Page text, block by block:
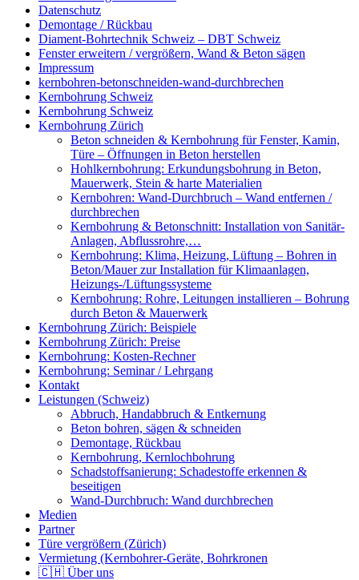
Datenschutz
Demontage / Rückbau
Diament-Bohrtechnik Schweiz – DBT Schweiz
Fenster erweitern / vergrößern, Wand & Beton sägen
Impressum
kernbohren-betonschneiden-wand-durchbrechen
Kernbohrung Schweiz
Kernbohrung Schweiz
Kernbohrung Zürich
Beton schneiden & Kernbohrung für Fenster, Kamin,
Türe – Öffnungen in Beton herstellen
Hohlkernbohrung: Erkundungsbohrung in Beton,
Mauerwerk, Stein & harte Materialien
Kernbohren: Wand-Durchbruch – Wand entfernen /
durchbrechen
Kernbohrung & Betonschnitt: Installation von Sanitär-
Anlagen, Abflussrohre,…
Kernbohrung: Klima, Heizung, Lüftung – Bohren in
Beton/Mauer zur Installation für Klimaanlagen,
Heizungs-/Lüftungssysteme
Kernbohrung: Rohre, Leitungen installieren – Bohrung
durch Beton & Mauerwerk
Kernbohrung Zürich: Beispiele
Kernbohrung Zürich: Preise
Kernbohrung: Kosten-Rechner
Kernbohrung: Seminar / Lehrgang
Kontakt
Leistungen (Schweiz)
Abbruch, Handabbruch & Entkernung
Beton bohren, sägen & schneiden
Demontage, Rückbau
Kernbohrung, Kernlochbohrung
Schadstoffsanierung: Schadestoffe erkennen &
beseitigen
Wand-Durchbruch: Wand durchbrechen
Medien
Partner
Türe vergrößern (Zürich)
Vermietung (Kernbohrer-Geräte, Bohrkronen
🇨🇭 Über uns